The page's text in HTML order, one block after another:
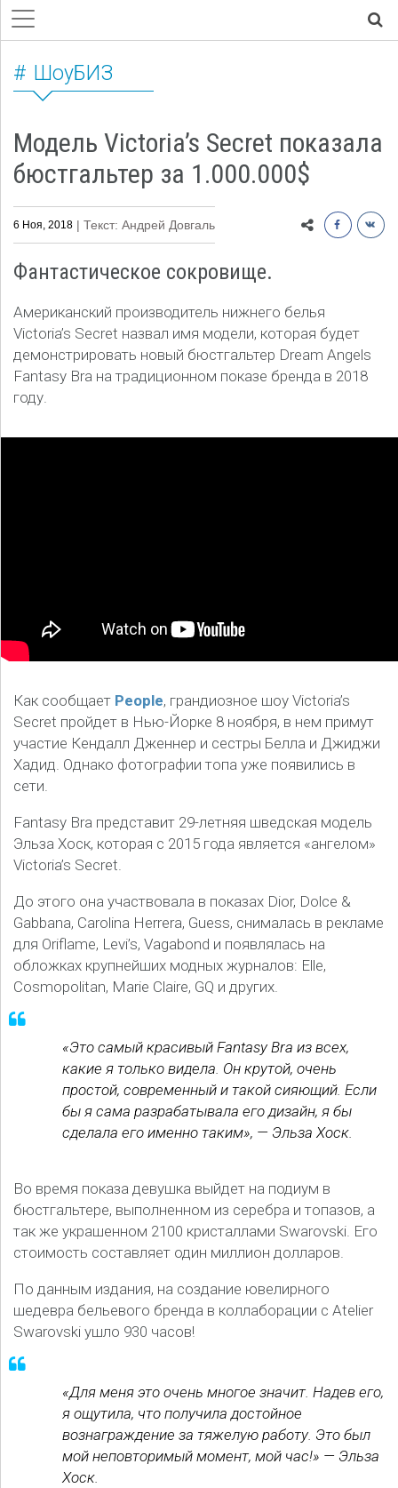
ШоуБИЗ
Модель Victoria’s Secret показала
бюстгальтер за 1.000.000$
6 Ноя, 2018 | Текст: Андрей Довгаль
Фантастическое сокровище.
Американский производитель нижнего белья
Victoria’s Secret назвал имя модели, которая будет
демонстрировать новый бюстгальтер Dream Angels
Fantasy Bra на традиционном показе бренда в 2018
году.
Как сообщает People, грандиозное шоу Victoria’s
Secret пройдет в Нью-Йорке 8 ноября, в нем примут
участие Кендалл Дженнер и сестры Белла и Джиджи
Хадид. Однако фотографии топа уже появились в
сети.
Fantasy Bra представит 29-летняя шведская модель
Эльза Хоск, которая с 2015 года является «ангелом»
Victoria’s Secret.
До этого она участвовала в показах Dior, Dolce &
Gabbana, Carolina Herrera, Guess, снималась в рекламе
для Oriflame, Levi’s, Vagabond и появлялась на
обложках крупнейших модных журналов: Elle,
Cosmopolitan, Marie Claire, GQ и других.
«Это самый красивый Fantasy Bra из всех,
какие я только видела. Он крутой, очень
простой, современный и такой сияющий. Если
бы я сама разрабатывала его дизайн, я бы
сделала его именно таким», — Эльза Хоск.
Во время показа девушка выйдет на подиум в
бюстгальтере, выполненном из серебра и топазов, а
так же украшенном 2100 кристаллами Swarovski. Его
стоимость составляет один миллион долларов.
По данным издания, на создание ювелирного
шедевра бельевого бренда в коллаборации с Atelier
Swarovski ушло 930 часов!
«Для меня это очень многое значит. Надев его,
я ощутила, что получила достойное
вознаграждение за тяжелую работу. Это был
мой неповторимый момент, мой час!» — Эльза
Хоск.